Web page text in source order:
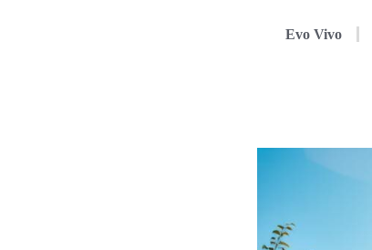
Evo Vivo